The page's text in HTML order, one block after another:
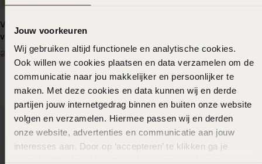
Jouw voorkeuren
Wij gebruiken altijd functionele en analytische cookies.
Ook willen we cookies plaatsen en data verzamelen om de
communicatie naar jou makkelijker en persoonlijker te
maken. Met deze cookies en data kunnen wij en derde
partijen jouw internetgedrag binnen en buiten onze website
volgen en verzamelen. Hiermee passen wij en derden
onze website, advertenties en communicatie aan jouw
interesses aan. Door op ‘accepteren’ te klikken ga je
Vintage-Ring aus Edelstahl,
vergoldet, mit Opal und rosa
Zirkonia
29.991999
weißen Zirkoniasteinen
29.991999